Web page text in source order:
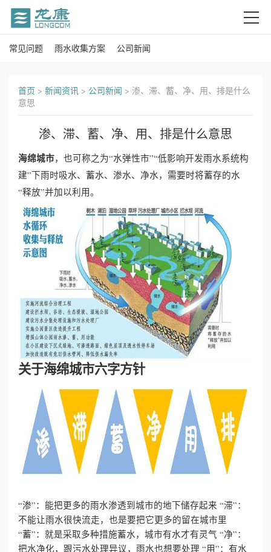
首
我
们
常见问题 雨水收集方案 公司新闻
首页 > 新闻资讯 > 公司新闻 > 渗、滞、蓄、净、用、排是什么
意思
渗、滞、蓄、净、用、排是什么意思
海绵城市，也可称之为“水弹性市”“低影响开发雨水系统构
建”下雨时吸水、蓄水、渗水、净水，需要时将蓄存的水
“释放”并加以利用。
关于海绵城市六字方针
“渗”：能把更多的雨水渗透到城市的地下储存起来 “滞”：
不能让雨水很快流走，也是要把它更多的留在城市里
“蓄”：就是采取多种措施蓄水，城市有水才有灵气 “净”：
把水净化，跟污水处理异议，雨水也想要处理 “用”：有水